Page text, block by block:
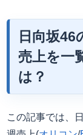
日向坂46
売上を一
は？
この記事では、